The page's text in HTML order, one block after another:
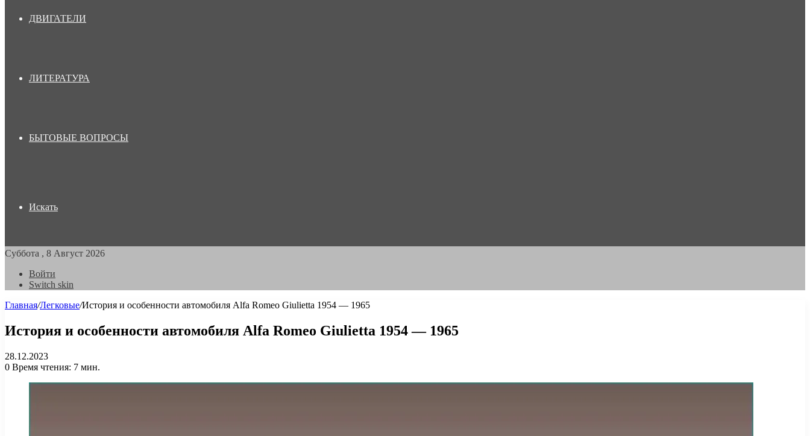
ДВИГАТЕЛИ
ЛИТЕРАТУРА
БЫТОВЫЕ ВОПРОСЫ
Искать
Суббота , 8 Август 2026
Войти
Switch skin
Главная/Легковые/История и особенности автомобиля Alfa Romeo Giulietta 1954 — 1965
История и особенности автомобиля Alfa Romeo Giulietta 1954 — 1965
28.12.2023
0 Время чтения: 7 мин.